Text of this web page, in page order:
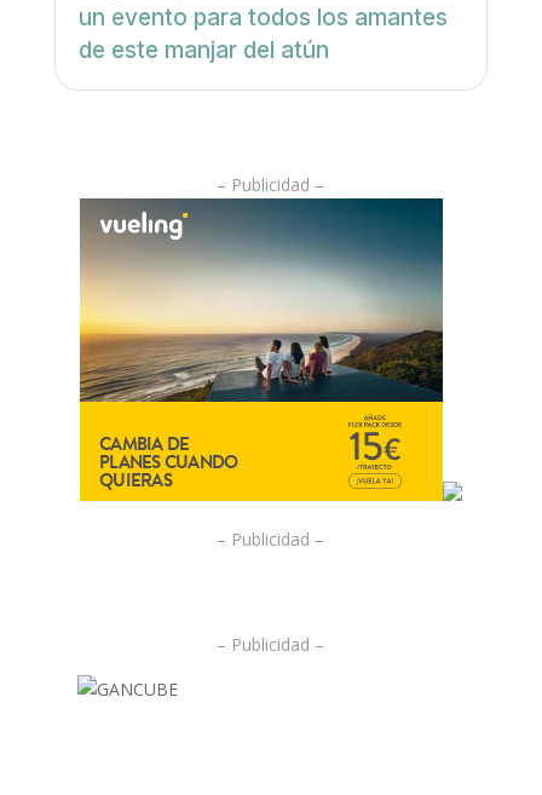
un evento para todos los amantes
de este manjar del atún
– Publicidad –
– Publicidad –
– Publicidad –